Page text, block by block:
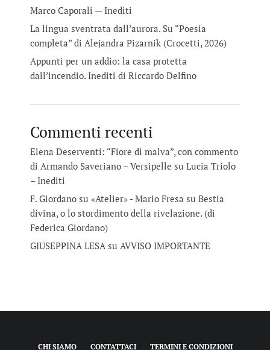
Marco Caporali — Inediti
La lingua sventrata dall’aurora. Su “Poesia
completa” di Alejandra Pizarnik (Crocetti, 2026)
Appunti per un addio: la casa protetta
dall’incendio. Inediti di Riccardo Delfino
Commenti recenti
Elena Deserventi: “Fiore di malva”, con commento
di Armando Saveriano – Versipelle su Lucia Triolo
– Inediti
F. Giordano su «Atelier» - Mario Fresa su Bestia
divina, o lo stordimento della rivelazione. (di
Federica Giordano)
GIUSEPPINA LESAsu AVVISO IMPORTANTE
CHI SIAMO CONTATTACI TERMINI E CONDIZIONI